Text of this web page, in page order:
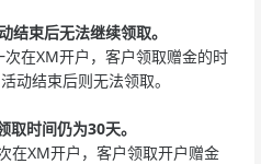
结束后无法继续领取。
在XM开户，客户领取赠金的时
动结束后则无法领取。
时间仍为30天。
在XM开户，客户领取开户赠金